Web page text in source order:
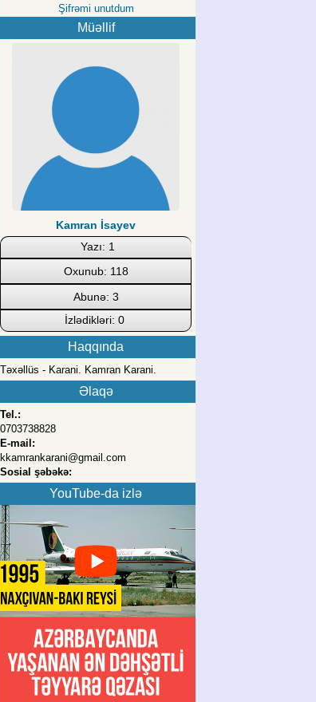
Şifrəmi unutdum
Müəllif
Kamran İsayev
Yazı: 1
Oxunub: 118
Abunə: 3
İzlədikləri: 0
Haqqında
Təxəllüs - Karani. Kamran Karani.
Əlaqə
Tel.:
0703738828
E-mail:
kkamrankarani@gmail.com
Sosial şəbəkə:
YouTube-da izlə